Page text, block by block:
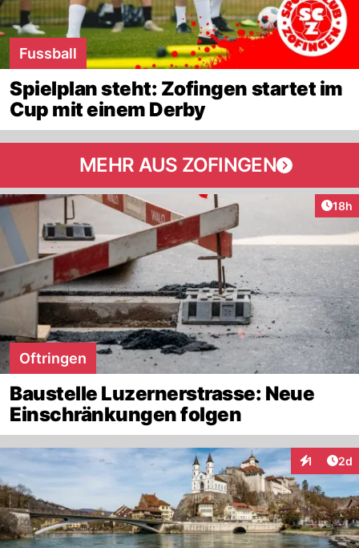
Fussball
Spielplan steht: Zofingen startet im
Cup mit einem Derby
MEHR AUS ZOFINGEN
18h
Oftringen
Baustelle Luzernerstrasse: Neue
Einschränkungen folgen
1 2d